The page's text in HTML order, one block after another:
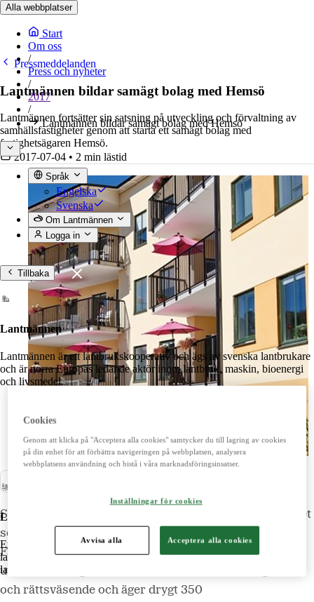
Alla webbplatser
Start
Om oss
/
Press och nyheter
/
2017
/
Lantmännen bildar samägt bolag med Hemsö
Språk
Engelska
Svenska
Om Lantmännen
Logga in
Tillbaka
Lantmännen
Lantmännen är ett lantbrukskooperativ och ägs av svenska lantbrukare
och är norra Europas ledande aktör inom lantbruk, maskin, bioenergi
och livsmedel.
Lantmännen Finans
Lantmännen Fastigheter
Lantbruk
Erbjuder produkter och tjänster för ett starkt och konkurrenskraftigt
lantbruk. Importerar, marknadsför, säljer och underhåller
lantbrukssmaskiner.
Pressmeddelanden
Lantmännen bildar samägt bolag med Hemsö
Lantmännen fortsätter sin satsning på utveckling och förvaltning av
samhällsfastigheter genom att starta ett samägt bolag med
fastighetsägaren Hemsö.
2017-07-04 • 2 min lästid
Skolor och äldreboenden står i fokus för det nya bolaget
som kommer att ägas gemensamt av Lantmännen
Fastigheter och Hemsö. Hemsö äger, förvaltar och
utvecklar fastigheter för äldreboende, utbildning, vård
och rättsväsende och äger drygt 350
Cookies
Genom att klicka på "Acceptera alla cookies" samtycker du till lagring av cookies
på din enhet för att förbättra navigeringen på webbplatsen, analysera
webbplatsens användning och bistå i våra marknadsföringsinsatser.
Inställningar för cookies
Avvisa alla Acceptera alla cookies